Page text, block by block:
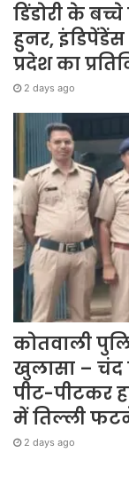
डिंडोरी के
हुनर,
प्रदेश का
2 days ago
कोतवाली
खुलासा – चंद
पीट-पीटकर
में तिल्ली
2 days ago